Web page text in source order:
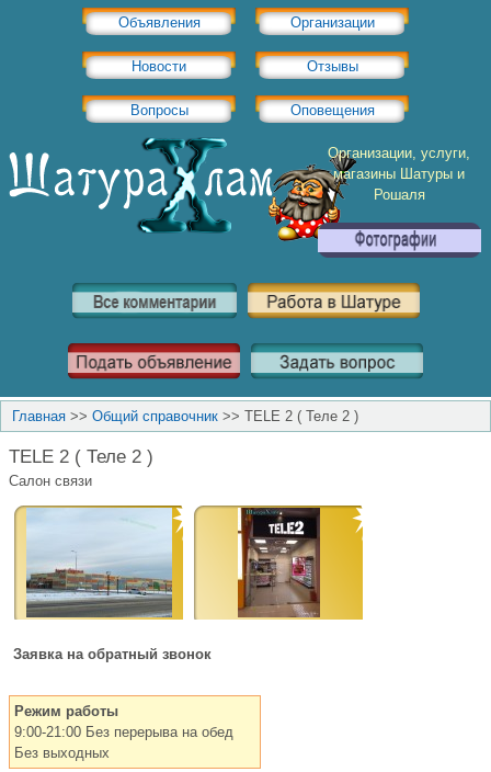
Объявления Организации
Новости Отзывы
Вопросы Оповещения
Организации, услуги,
магазины Шатуры и
Рошаля
Главная >> Общий справочник >> TELE 2 ( Теле 2 )
TELE 2 ( Теле 2 )
Салон связи
Заявка на обратный звонок
Режим работы
9:00-21:00 Без перерыва на обед
Без выходных